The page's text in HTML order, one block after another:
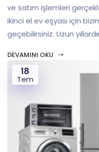
ve satım işlemleri
ikinci el ev eşyası için
geçebilirsiniz. Uzun
DEVAMINI OKU
18
Tem